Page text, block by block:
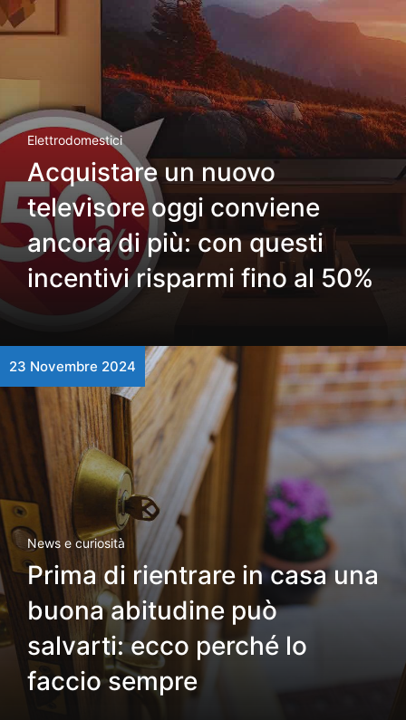
Elettrodomestici
Acquistare un nuovo
televisore oggi conviene
ancora di più: con questi
incentivi risparmi fino al 50%
23 Novembre 2024
News e curiosità
Prima di rientrare in casa una
buona abitudine può
salvarti: ecco perché lo
faccio sempre